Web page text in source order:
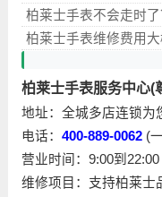
柏莱士手表不会走时
柏莱士手表维修费用大
柏莱士手表服务中心(
地址：全城多店连锁为
电话： 400-889-0062(
营业时间：9:00到22:00
维修项目：支持柏莱士